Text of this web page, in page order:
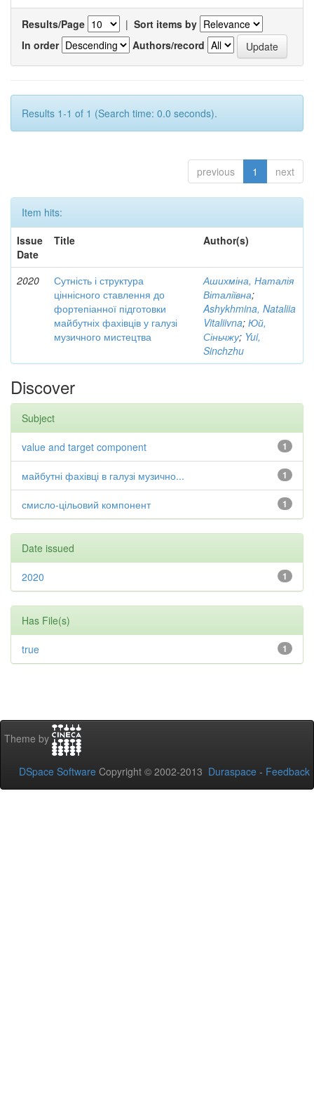
Results/Page | Sort items by
In order
Authors/record
Results 1-1 of 1 (Search time: 0.0 seconds).
previous 1 next
Item hits:
Issue
Date
Title Author(s)
2020
Сутність і структура
ціннісного ставлення до
фортепіанної підготовки
майбутніх фахівців у галузі
музичного мистецтва
Ашихміна, Наталія
Віталіївна;
Ashykhmina, Nataliia
Vitaliivna; Юй,
Сіньчжу; Yui,
Sinchzhu
Discover
Subject
1
value and target component
1
майбутні фахівці в галузі музично...
1
смисло-цільовий компонент
Date issued
1
2020
Has File(s)
1
true
Theme by
DSpace Software Copyright © 2002-2013 Duraspace - Feedback